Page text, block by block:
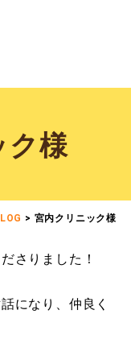
ク様
> 宮内クリニック様
さりました！
になり、仲良く